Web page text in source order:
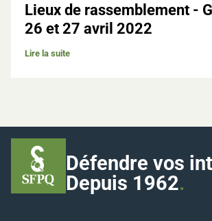
Lieux de rassemblement -
26 et 27 avril 2022
Lire la suite
Défendre vos
Depuis 1962.